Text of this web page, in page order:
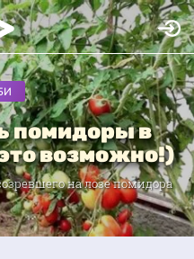
помидоры в
возможно!)
на лозе помидора